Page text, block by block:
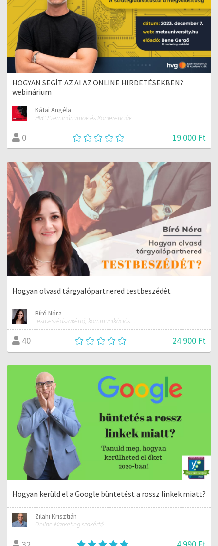
HOGYAN SEGÍT AZ AI AZ ONLINE HIRDETÉSEKBEN?
webinárium
Kátai Angéla
HVG Szemináriumok és Konferenciák
0 19 000 Ft
Hogyan olvasd tárgyalópartnered testbeszédét
Bíró Nóra
testbeszédszakértő, kommunikációs szakember
40 24 900 Ft
Hogyan kerüld el a Google büntetést a rossz linkek miatt?
Zilahi Krisztián
Online Marketing szakértő